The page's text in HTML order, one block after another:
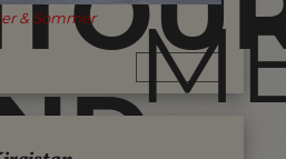
& Sommer